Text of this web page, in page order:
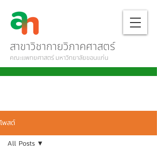
สาขาวิชากายวิภาคศาสตร์
คณะแพทยศาสตร์ มหาวิทยาลัยขอนแก่น
โพสต์
All Posts